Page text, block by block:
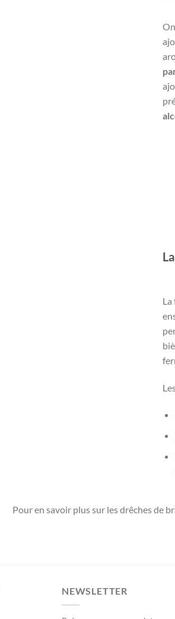
Pour en savoir plus sur les drêches de
NEWSLETTER